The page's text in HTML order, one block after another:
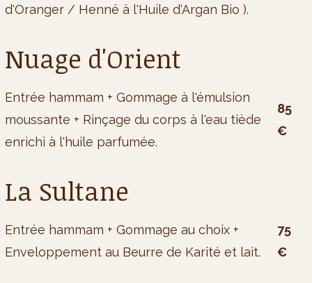
d'Oranger / Henné à l'Huile d'Argan Bio ).
Nuage d'Orient
Entrée hammam + Gommage à l'émulsion
moussante + Rinçage du corps à l'eau tiède
enrichi à l'huile parfumée.
85
€
La Sultane
Entrée hammam + Gommage au choix +
Enveloppement au Beurre de Karité et lait.
75
€